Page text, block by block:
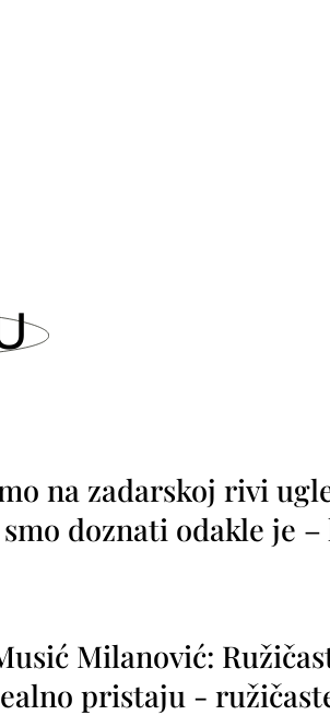
na zadarskoj rivi
doznati odakle je –
Milanović:
pristaju -